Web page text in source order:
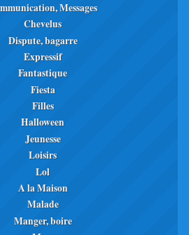
Messages
Chevelus
Dispute, bagarre
Expressif
Fantastique
Fiesta
Filles
Halloween
Jeunesse
Loisirs
Lol
A la Maison
Malade
Manger, boire